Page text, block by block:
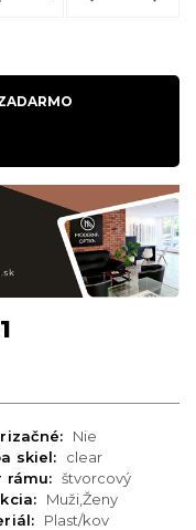
Nie
skiel:
clear
rámu: štvorcový
Muži,Ženy
Plast/kov